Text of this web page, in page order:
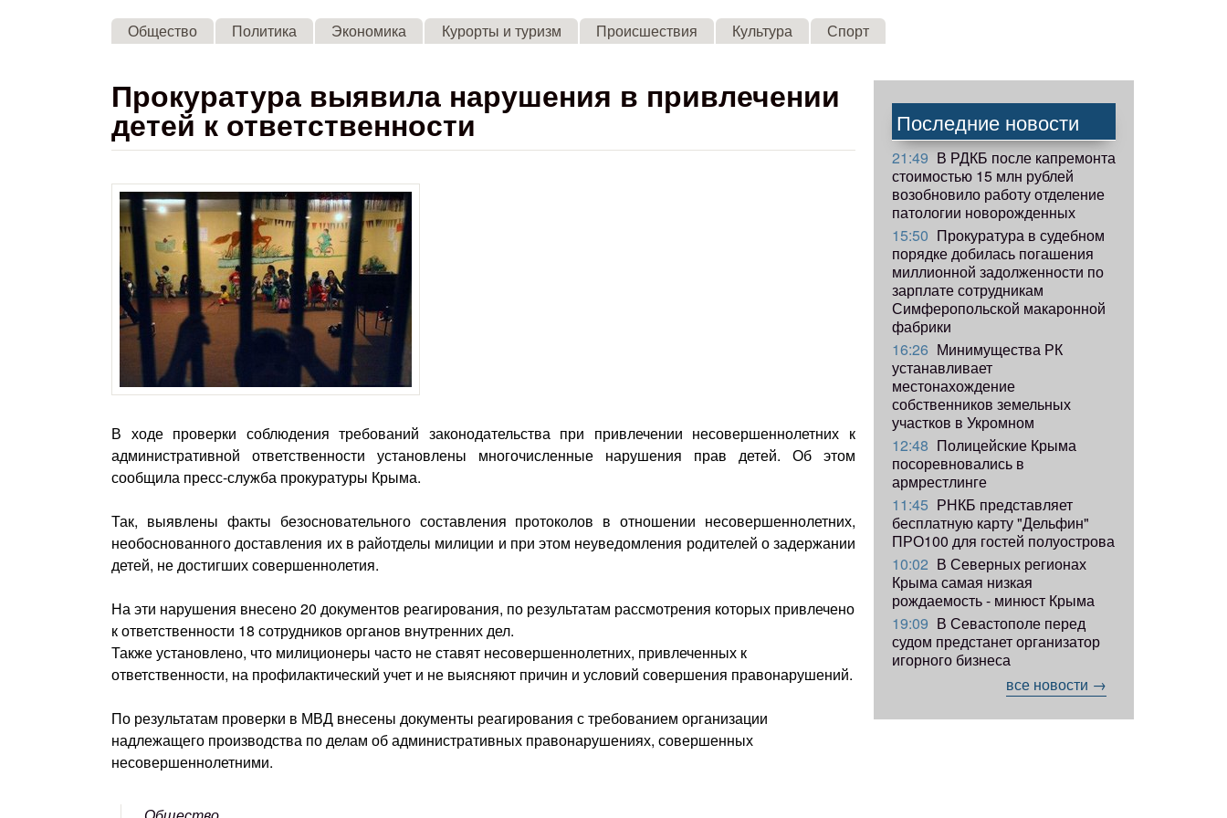
Skip to main content
Общество Политика Экономика Курорты и туризм Происшествия Культура Спорт
Прокуратура выявила нарушения в привлечении
детей к ответственности
В ходе проверки соблюдения требований законодательства при привлечении несовершеннолетних к
административной ответственности установлены многочисленные нарушения прав детей. Об этом
сообщила пресс-служба прокуратуры Крыма.
Так, выявлены факты безосновательного составления протоколов в отношении несовершеннолетних,
необоснованного доставления их в райотделы милиции и при этом неуведомления родителей о задержании
детей, не достигших совершеннолетия.
На эти нарушения внесено 20 документов реагирования, по результатам рассмотрения которых привлечено
к ответственности 18 сотрудников органов внутренних дел.
Также установлено, что милиционеры часто не ставят несовершеннолетних, привлеченных к
ответственности, на профилактический учет и не выясняют причин и условий совершения правонарушений.
По результатам проверки в МВД внесены документы реагирования с требованием организации
надлежащего производства по делам об административных правонарушениях, совершенных
несовершеннолетними.
Последние новости
21:49 В РДКБ после капремонта
стоимостью 15 млн рублей
возобновило работу отделение
патологии новорожденных
15:50 Прокуратура в судебном
порядке добилась погашения
миллионной задолженности по
зарплате сотрудникам
Симферопольской макаронной
фабрики
16:26 Минимущества РК
устанавливает
местонахождение
собственников земельных
участков в Укромном
12:48 Полицейские Крыма
посоревновались в
армрестлинге
11:45 РНКБ представляет
бесплатную карту "Дельфин"
ПРО100 для гостей полуострова
10:02 В Северных регионах
Крыма самая низкая
рождаемость - минюст Крыма
19:09 В Севастополе перед
судом предстанет организатор
игорного бизнеса
все новости →